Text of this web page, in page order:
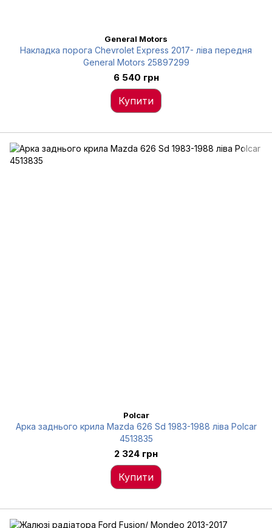
General Motors
Накладка порога Chevrolet Express 2017- ліва передня
General Motors 25897299
6 540 грн
Купити
Polcar
Арка заднього крила Mazda 626 Sd 1983-1988 ліва Polcar
4513835
2 324 грн
Купити